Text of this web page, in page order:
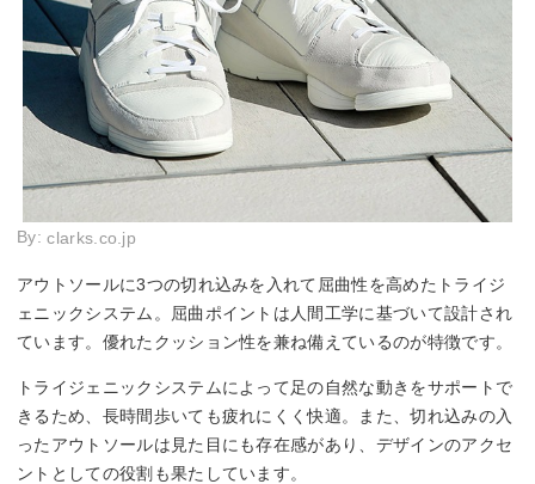
By:clarks.co.jp
アウトソールに3つの切れ込みを入れて屈曲性を高めたトライジ
ェニックシステム。屈曲ポイントは人間工学に基づいて設計され
ています。優れたクッション性を兼ね備えているのが特徴です。
トライジェニックシステムによって足の自然な動きをサポートで
きるため、長時間歩いても疲れにくく快適。また、切れ込みの入
ったアウトソールは見た目にも存在感があり、デザインのアクセ
ントとしての役割も果たしています。